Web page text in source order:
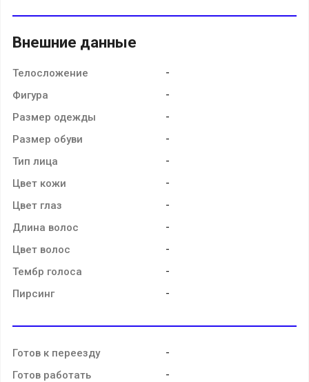
Внешние данные
Телосложение -
Фигура -
Размер одежды -
Размер обуви -
Тип лица -
Цвет кожи -
Цвет глаз -
Длина волос -
Цвет волос -
Тембр голоса -
Пирсинг -
Готов к переезду -
Готов работать -